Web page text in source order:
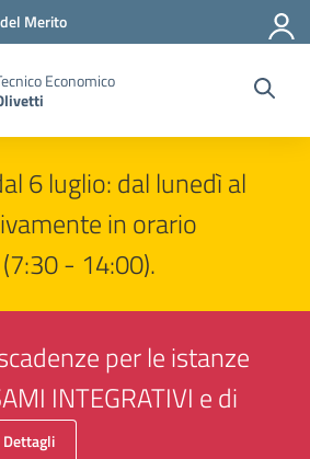
Merito
Economico
6 luglio: dal lunedì al
in orario
- 14:00).
per le istanze
INTEGRATIVI e di
Dettagli